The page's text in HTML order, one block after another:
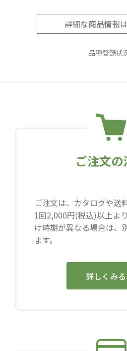
詳細な商品情報
品種登録状
ご注文
ご注文は、カタログや送
1回2,000円(税込)以上よ
け時期が異なる場合は、
ます。
詳しくみる